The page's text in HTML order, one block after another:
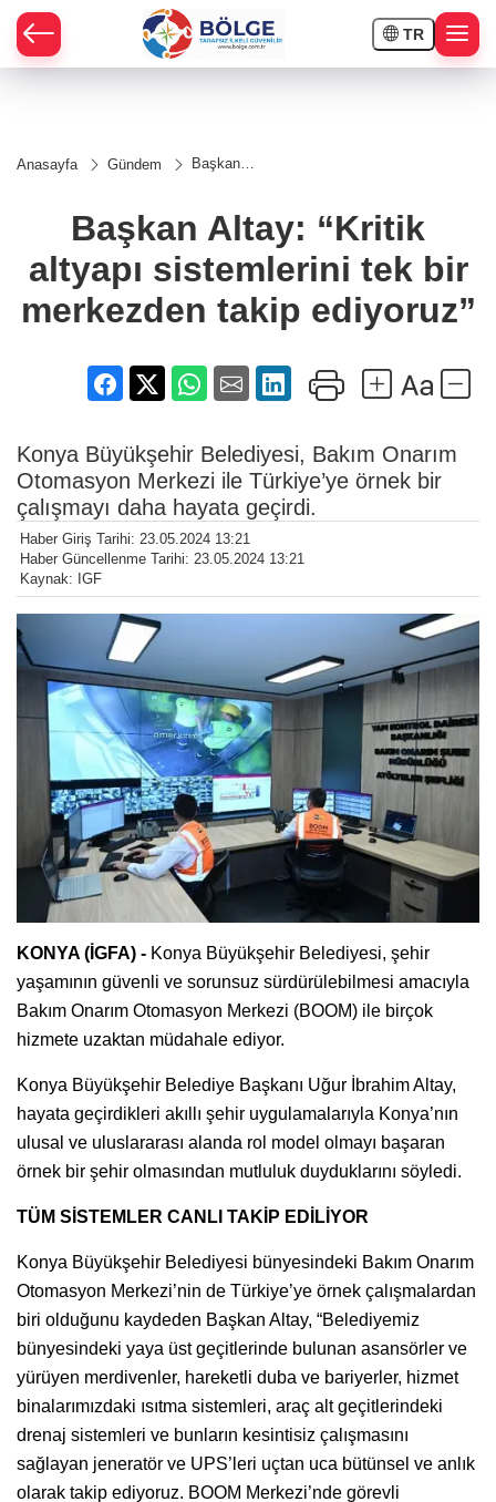
TR
Anasayfa Gündem
Başkan
altyapı
sistemlerini
merkezden
takip
ediyoruz”
Başkan Altay: “Kritik
altyapı sistemlerini tek bir
merkezden takip ediyoruz”
Konya Büyükşehir Belediyesi, Bakım Onarım
Otomasyon Merkezi ile Türkiye’ye örnek bir
çalışmayı daha hayata geçirdi.
Haber Giriş Tarihi: 23.05.2024 13:21
Haber Güncellenme Tarihi: 23.05.2024 13:21
Kaynak: IGF
KONYA (İGFA) - Konya Büyükşehir Belediyesi, şehir
yaşamının güvenli ve sorunsuz sürdürülebilmesi amacıyla
Bakım Onarım Otomasyon Merkezi (BOOM) ile birçok
hizmete uzaktan müdahale ediyor.
Konya Büyükşehir Belediye Başkanı Uğur İbrahim Altay,
hayata geçirdikleri akıllı şehir uygulamalarıyla Konya’nın
ulusal ve uluslararası alanda rol model olmayı başaran
örnek bir şehir olmasından mutluluk duyduklarını söyledi.
TÜM SİSTEMLER CANLI TAKİP EDİLİYOR
Konya Büyükşehir Belediyesi bünyesindeki Bakım Onarım
Otomasyon Merkezi’nin de Türkiye’ye örnek çalışmalardan
biri olduğunu kaydeden Başkan Altay, “Belediyemiz
bünyesindeki yaya üst geçitlerinde bulunan asansörler ve
yürüyen merdivenler, hareketli duba ve bariyerler, hizmet
binalarımızdaki ısıtma sistemleri, araç alt geçitlerindeki
drenaj sistemleri ve bunların kesintisiz çalışmasını
sağlayan jeneratör ve UPS’leri uçtan uca bütünsel ve anlık
olarak takip ediyoruz. BOOM Merkezi’nde görevli